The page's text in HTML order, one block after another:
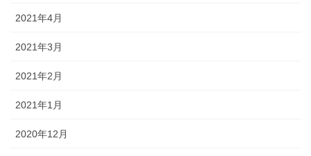
2021年4月
2021年3月
2021年2月
2021年1月
2020年12月